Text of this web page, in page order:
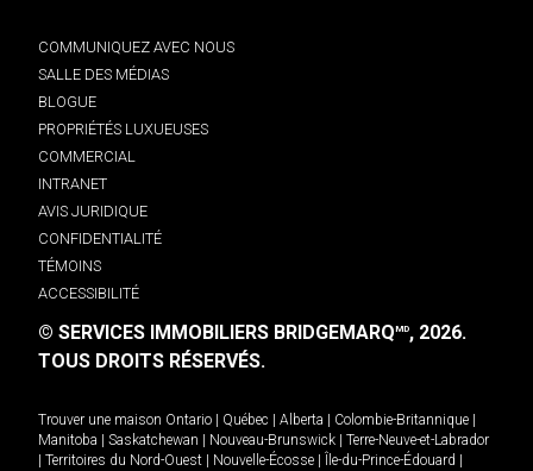
COMMUNIQUEZ AVEC NOUS
SALLE DES MÉDIAS
BLOGUE
PROPRIÉTÉS LUXUEUSES
COMMERCIAL
INTRANET
AVIS JURIDIQUE
CONFIDENTIALITÉ
TÉMOINS
ACCESSIBILITÉ
© SERVICES IMMOBILIERS BRIDGEMARQMD, 2026.
TOUS DROITS RÉSERVÉS.
Trouver une maison Ontario Québec Alberta Colombie-Britannique
Manitoba
Saskatchewan Nouveau-Brunswick
Terre-Neuve-et-Labrador
Territoires du Nord-Ouest Nouvelle-Écosse Île-du-Prince-Édouard